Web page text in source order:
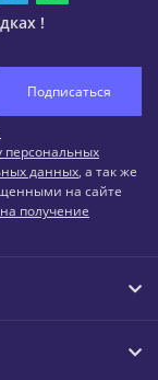
!
Подписаться
персональных
данных, а так же
на сайте
получение